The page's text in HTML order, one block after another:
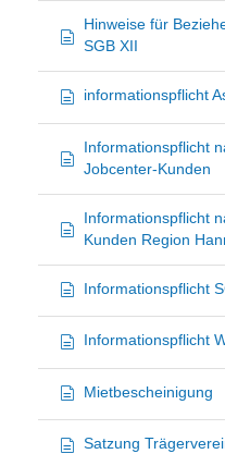
Hinweise für
SGB XII
informationspflicht
Informationspflicht
Jobcenter-Kunden
Informationspflicht
Kunden Region
Informationspflicht
Informationspflicht
Mietbescheinigung
Satzung